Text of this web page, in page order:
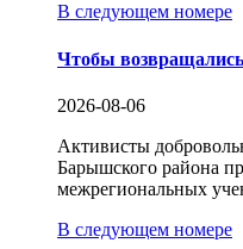
В следующем номере
Чтобы
2026-08-06
Активисты
Барышского района
межрегиональных
В следующем номере